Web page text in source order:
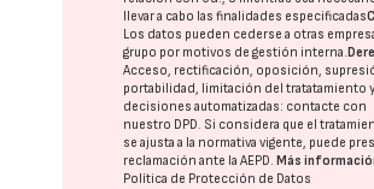
llevar a cabo las finalidades especificadas
Los datos pueden cederse a otras
grupo por motivos de gestión interna.
Acceso, rectificación, oposición,
portabilidad, limitación del tratatamiento y
decisiones automatizadas: contacte con
nuestro DPD. Si considera que el
se ajusta a la normativa vigente, puede
reclamación ante laAEPD. Más
Política de Protección de Datos